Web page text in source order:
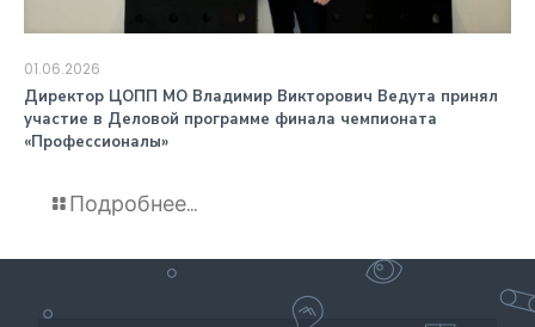
01.06.2026
️Директор ЦОПП МО Владимир Викторович Ведута принял
участие в Деловой программе финала чемпионата
«Профессионалы»
Подробнее...